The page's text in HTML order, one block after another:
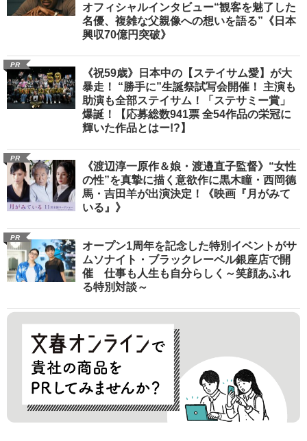
オフィシャルインタビュー“観客を魅了した
名優、複雑な父親像への想いを語る”《日本
興収70億円突破》
PR
《祝59歳》日本中の【ステイサム愛】が大
暴走！ “勝手に”生誕祭試写会開催！ 主演も
助演も全部ステイサム！「ステサミー賞」
爆誕！【応募総数941票 全54作品の栄冠に
輝いた作品とはー!?】
PR
《渡辺淳一原作＆娘・渡邉直子監督》“女性
の性”を真摯に描く意欲作に黒木瞳・西岡德
馬・吉田羊が出演決定！《映画『月がみて
いる』》
PR
オープン1周年を記念した特別イベントがサ
ムソナイト・ブラックレーベル銀座店で開
催 仕事も人生も自分らしく～笑顔あふれ
る特別対談～